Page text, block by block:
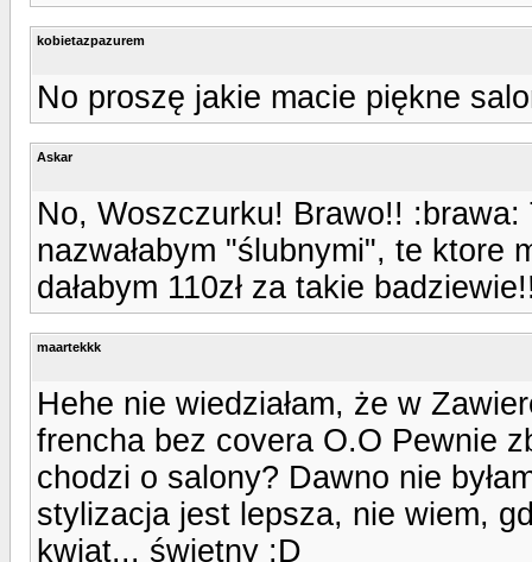
kobietazpazurem
No proszę jakie macie piękne
Askar
No, Woszczurku! Brawo!!
nazwałabym "ślubnymi", te ktore
dałabym 110zł za takie
maartekkk
Hehe nie wiedziałam, że w
frencha bez covera O.O Pewnie
chodzi o salony? Dawno nie
stylizacja jest lepsza, nie wiem,
kwiat... świetny :D